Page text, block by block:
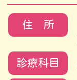
住 所
診療科目